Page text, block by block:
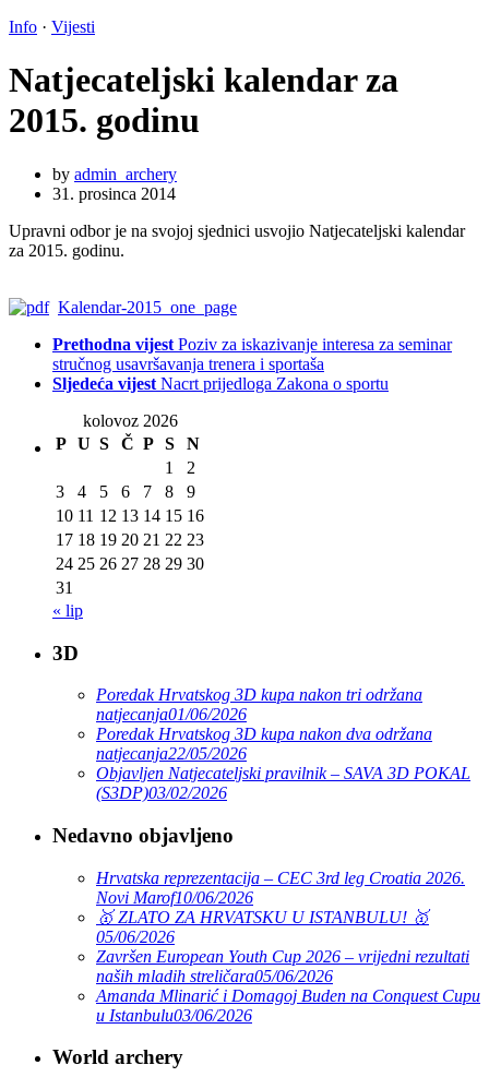
Info · Vijesti
Natjecateljski kalendar za
2015. godinu
by admin_archery
31. prosinca 2014
Upravni odbor je na svojoj sjednici usvojio Natjecateljski kalendar
za 2015. godinu.
Kalendar-2015_one_page
Prethodna vijest Poziv za iskazivanje interesa za seminar
stručnog usavršavanja trenera i sportaša
Sljedeća vijest Nacrt prijedloga Zakona o sportu
kolovoz 2026
P U S Č P S
N
1
2
3
4 5 6 7 8
9
10 11 12 13 14 15 16
17 18 19 20 21 22 23
24 25 26 27 28 29 30
31
« lip
3D
Poredak Hrvatskog 3D kupa nakon tri održana
natjecanja01/06/2026
Poredak Hrvatskog 3D kupa nakon dva održana
natjecanja22/05/2026
Objavljen Natjecateljski pravilnik – SAVA 3D POKAL
(S3DP)03/02/2026
Nedavno objavljeno
Hrvatska reprezentacija – CEC 3rd leg Croatia 2026.
Novi Marof10/06/2026
🥇 ZLATO ZA HRVATSKU U ISTANBULU! 🥇
05/06/2026
Završen European Youth Cup 2026 – vrijedni rezultati
naših mladih streličara05/06/2026
Amanda Mlinarić i Domagoj Buden na Conquest Cupu
u Istanbulu03/06/2026
World archery